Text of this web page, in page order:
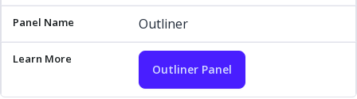
Outliner
Outliner Panel